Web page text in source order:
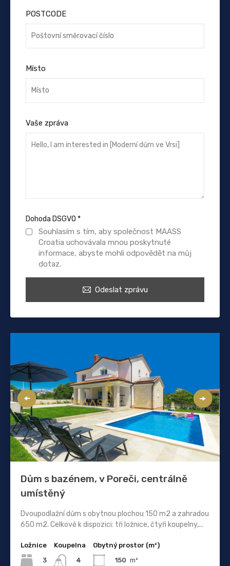
POSTCODE
Místo
Vaše zpráva
Dohoda DSGVO *
Souhlasím s tím, aby společnost MAASS
Croatia uchovávala mnou poskytnuté
informace, abyste mohli odpovědět na můj
dotaz.
Odeslat zprávu
Dům s bazénem, ​​v Poreči, centrálně
umístěný
Dvoupodlažní dům s obytnou plochou 150 m2 a zahradou
650 m2. Celkově k dispozici: tři ložnice, čtyři koupelny,...
Ložnice
3
Koupelna
4
Obytný prostor (m²)
150 m²